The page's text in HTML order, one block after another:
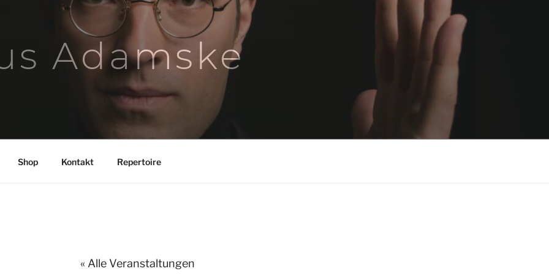
Adamske
Shop Kontakt Repertoire
« Alle Veranstaltungen